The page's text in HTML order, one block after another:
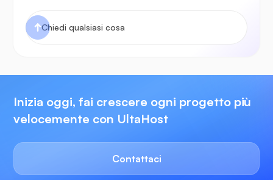
Inizia oggi, fai crescere ogni progetto più
velocemente con UltaHost
Contattaci